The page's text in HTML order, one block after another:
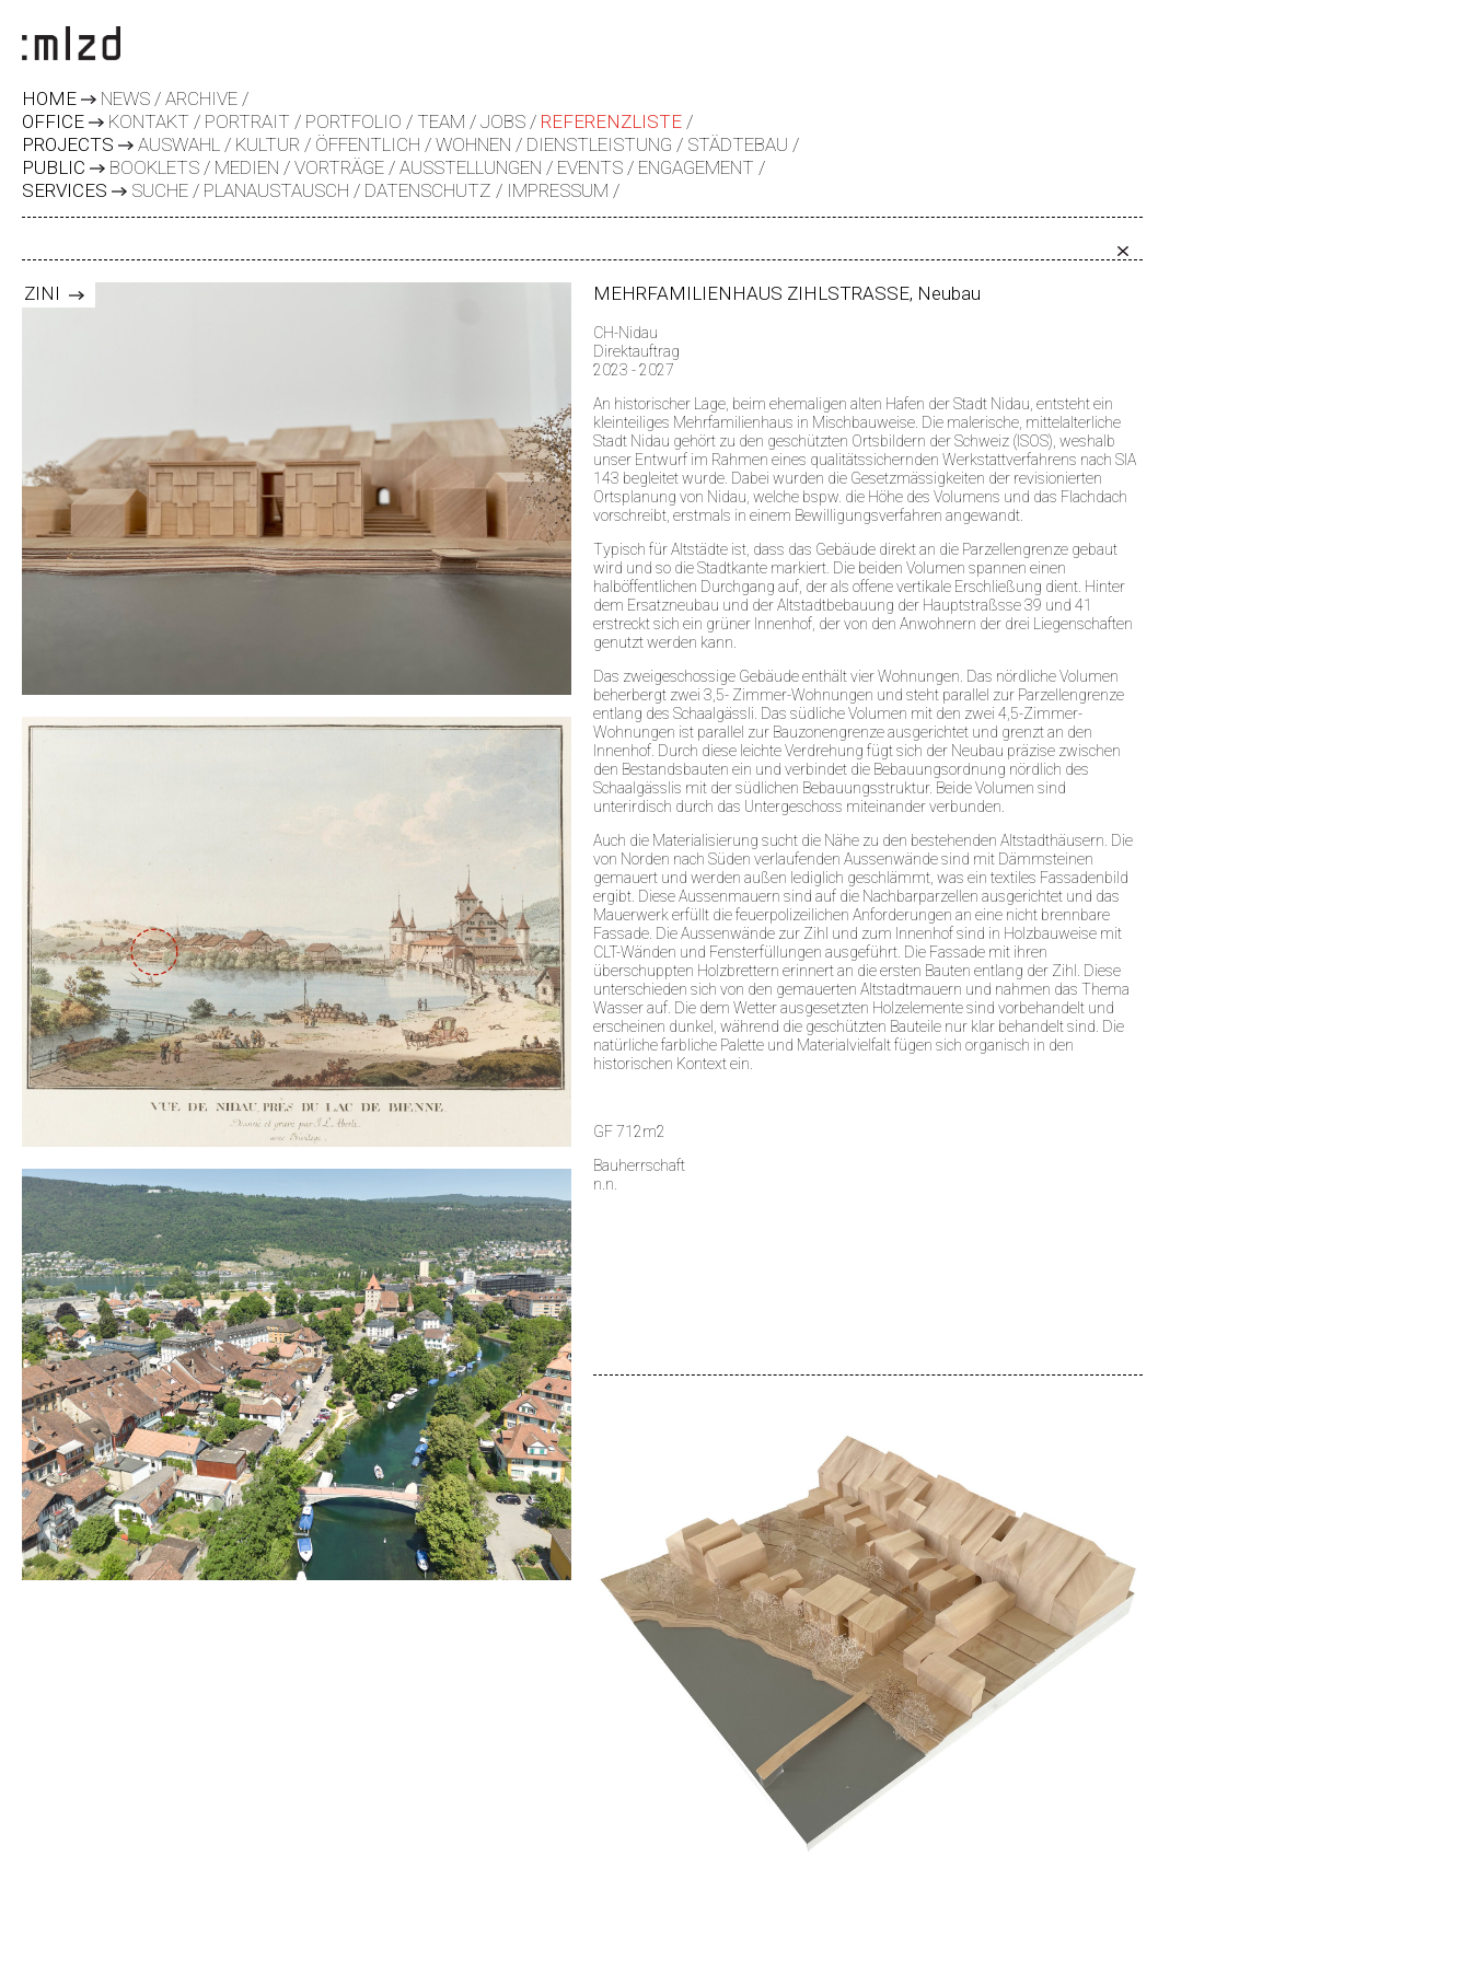
HOME NEWS
ARCHIVE
OFFICE
KONTAKT PORTRAIT PORTFOLIO TEAM JOBS
REFERENZLISTE
PROJECTS
AUSWAHL KULTUR ÖFFENTLICH WOHNEN DIENSTLEISTUNG
STÄDTEBAU
PUBLIC
BOOKLETS MEDIEN VORTRÄGE AUSSTELLUNGEN EVENTS
ENGAGEMENT
SERVICES
SUCHE PLANAUSTAUSCH DATENSCHUTZ IMPRESSUM
ZINI MEHRFAMILIENHAUS ZIHLSTRASSE, Neubau
CH-Nidau
Direktauftrag
2023 - 2027
An historischer Lage, beim ehemaligen alten Hafen der Stadt Nidau, entsteht ein
kleinteiliges Mehrfamilienhaus in Mischbauweise. Die malerische, mittelalterliche
Stadt Nidau gehört zu den geschützten Ortsbildern der Schweiz (ISOS), weshalb
unser Entwurf im Rahmen eines qualitätssichernden Werkstattverfahrens nach SIA
143 begleitet wurde. Dabei wurden die Gesetzmässigkeiten der revisionierten
Ortsplanung von Nidau, welche bspw. die Höhe des Volumens und das Flachdach
vorschreibt, erstmals in einem Bewilligungsverfahren angewandt.
Typisch für Altstädte ist, dass das Gebäude direkt an die Parzellengrenze gebaut
wird und so die Stadtkante markiert. Die beiden Volumen spannen einen
halböffentlichen Durchgang auf, der als offene vertikale Erschließung dient. Hinter
dem Ersatzneubau und der Altstadtbebauung der Hauptstraßsse 39 und 41
erstreckt sich ein grüner Innenhof, der von den Anwohnern der drei Liegenschaften
genutzt werden kann.
Das zweigeschossige Gebäude enthält vier Wohnungen. Das nördliche Volumen
beherbergt zwei 3,5- Zimmer-Wohnungen und steht parallel zur Parzellengrenze
entlang des Schaalgässli. Das südliche Volumen mit den zwei 4,5-Zimmer-
Wohnungen ist parallel zur Bauzonengrenze ausgerichtet und grenzt an den
Innenhof. Durch diese leichte Verdrehung fügt sich der Neubau präzise zwischen
den Bestandsbauten ein und verbindet die Bebauungsordnung nördlich des
Schaalgässlis mit der südlichen Bebauungsstruktur. Beide Volumen sind
unterirdisch durch das Untergeschoss miteinander verbunden.
Auch die Materialisierung sucht die Nähe zu den bestehenden Altstadthäusern. Die
von Norden nach Süden verlaufenden Aussenwände sind mit Dämmsteinen
gemauert und werden außen lediglich geschlämmt, was ein textiles Fassadenbild
ergibt. Diese Aussenmauern sind auf die Nachbarparzellen ausgerichtet und das
Mauerwerk erfüllt die feuerpolizeilichen Anforderungen an eine nicht brennbare
Fassade. Die Aussenwände zur Zihl und zum Innenhof sind in Holzbauweise mit
CLT-Wänden und Fensterfüllungen ausgeführt. Die Fassade mit ihren
überschuppten Holzbrettern erinnert an die ersten Bauten entlang der Zihl. Diese
unterschieden sich von den gemauerten Altstadtmauern und nahmen das Thema
Wasser auf. Die dem Wetter ausgesetzten Holzelemente sind vorbehandelt und
erscheinen dunkel, während die geschützten Bauteile nur klar behandelt sind. Die
natürliche farbliche Palette und Materialvielfalt fügen sich organisch in den
historischen Kontext ein.
GF 712m2
Bauherrschaft
n.n.